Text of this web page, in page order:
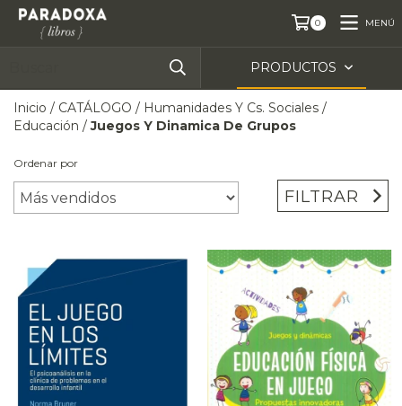
0 MENÚ
PRODUCTOS
Inicio / CATÁLOGO / Humanidades Y Cs. Sociales /
Educación / Juegos Y Dinamica De Grupos
Ordenar por
FILTRAR